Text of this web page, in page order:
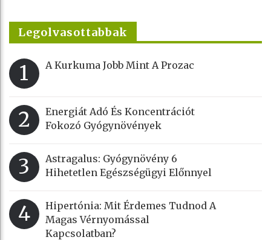
Legolvasottabbak
1 A Kurkuma Jobb Mint A Prozac
2
Energiát Adó És Koncentrációt
Fokozó Gyógynövények
3
Astragalus: Gyógynövény 6
Hihetetlen Egészségügyi Előnnyel
4
Hipertónia: Mit Érdemes Tudnod A
Magas Vérnyomással
Kapcsolatban?